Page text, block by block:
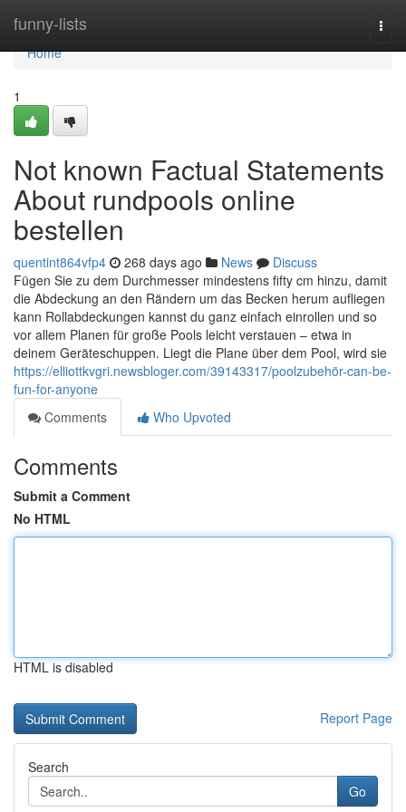
funny-lists
Home
Home
1
Not known Factual Statements
About rundpools online
bestellen
quentint864vfp4 268 days ago News
Discuss
Fügen Sie zu dem Durchmesser mindestens fifty cm hinzu, damit
die Abdeckung an den Rändern um das Becken herum aufliegen
kann Rollabdeckungen kannst du ganz einfach einrollen und so
vor allem Planen für große Pools leicht verstauen – etwa in
deinem Geräteschuppen. Liegt die Plane über dem Pool, wird sie
https://elliottkvgri.newsbloger.com/39143317/poolzubehör-can-be-
fun-for-anyone
Comments
Who Upvoted
Comments
Submit a Comment
No HTML
HTML is disabled
Report Page
Search
Go